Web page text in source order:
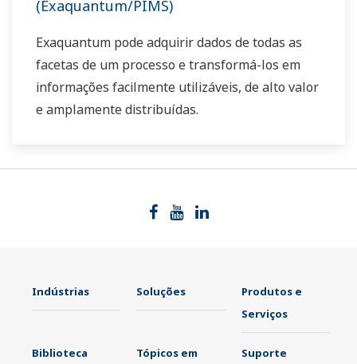
(Exaquantum/PIMS)
Exaquantum pode adquirir dados de todas as
facetas de um processo e transformá-los em
informações facilmente utilizáveis, de alto valor
e amplamente distribuídas.
Indústrias Soluções
Produtos e
Serviços
Biblioteca Tópicos em Suporte